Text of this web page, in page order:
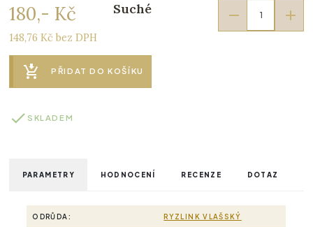
180,- Kč
148,76 Kč bez DPH
Suché
PŘIDAT DO KOŠÍKU
SKLADEM
PARAMETRY HODNOCENÍ RECENZE DOTAZ
ODRŮDA: RYZLINK VLAŠSKÝ